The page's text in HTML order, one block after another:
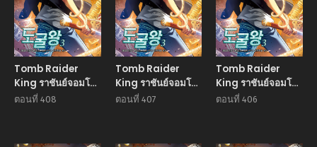
Tomb Raider
King ราชันย์จอมโจร
ปล้นสุสาน
ตอนที่ 408
Tomb Raider
King ราชันย์จอมโจร
ปล้นสุสาน
ตอนที่ 407
Tomb Raider
King ราชันย์จอมโจร
ปล้นสุสาน
ตอนที่ 406